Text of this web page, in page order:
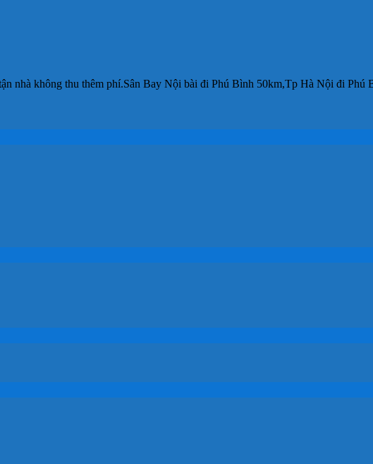
nhà không thu thêm phí.Sân Bay Nội bài đi Phú Bình 50km,Tp Hà Nội đi Phú